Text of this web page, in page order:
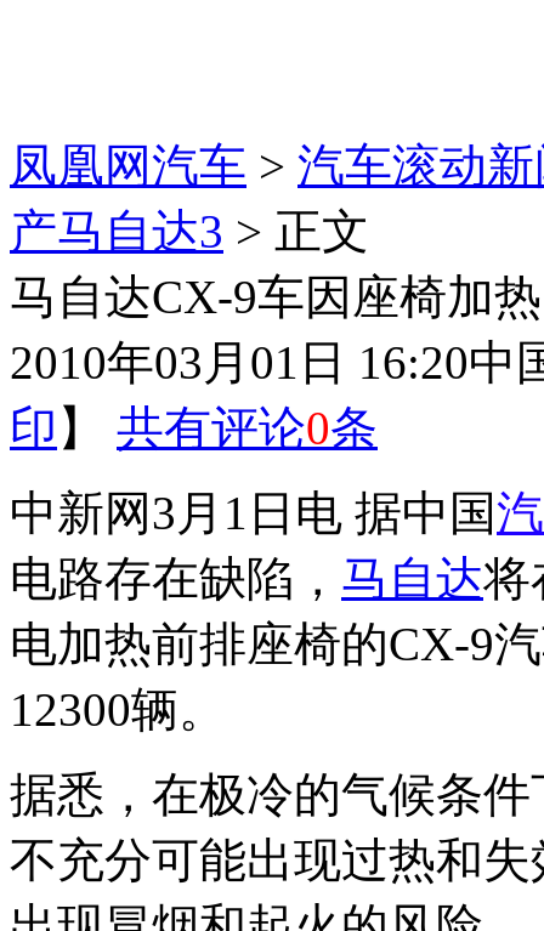
凤凰网汽车 > 汽车滚动
产马自达3 > 正文
马自达CX-9车因座椅加
2010年03月01日 16:20中
印 】 共有评论0条
中新网3月1日电 据中国
电路存在缺陷， 马自达将
电加热前排座椅的CX-9
12300辆。
据悉，在极冷的气候条
不充分可能出现过热和